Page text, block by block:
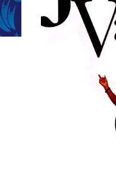
MUSICALE
Souvenir :